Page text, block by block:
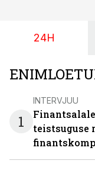
24H
1
INTERVJUU
teistsuguse